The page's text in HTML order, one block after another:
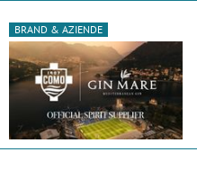
BRAND & AZIENDE